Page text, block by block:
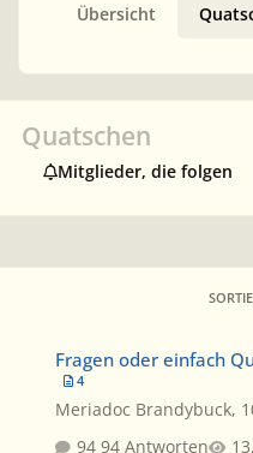
Übersicht
Quatschen
Mitglieder, die folgen
Fragen oder einfach
4
Meriadoc Brandybuck,
94 Antworten